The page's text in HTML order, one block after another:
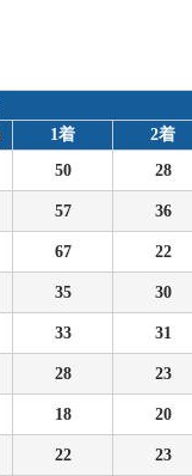
1着 2着
50 28
57 36
67 22
35 30
33 31
28 23
18 20
22 23